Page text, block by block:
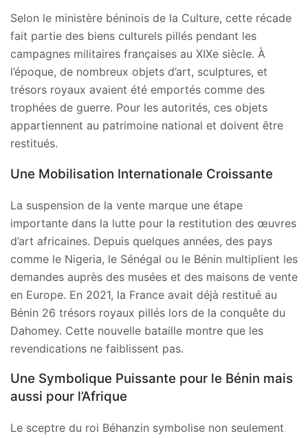
Selon le ministère béninois de la Culture, cette récade
fait partie des biens culturels pillés pendant les
campagnes militaires françaises au XIXe siècle. À
l’époque, de nombreux objets d’art, sculptures, et
trésors royaux avaient été emportés comme des
trophées de guerre. Pour les autorités, ces objets
appartiennent au patrimoine national et doivent être
restitués.
Une Mobilisation Internationale Croissante
La suspension de la vente marque une étape
importante dans la lutte pour la restitution des œuvres
d’art africaines. Depuis quelques années, des pays
comme le Nigeria, le Sénégal ou le Bénin multiplient les
demandes auprès des musées et des maisons de vente
en Europe. En 2021, la France avait déjà restitué au
Bénin 26 trésors royaux pillés lors de la conquête du
Dahomey. Cette nouvelle bataille montre que les
revendications ne faiblissent pas.
Une Symbolique Puissante pour le Bénin mais
aussi pour l’Afrique
Le sceptre du roi Béhanzin symbolise non seulement